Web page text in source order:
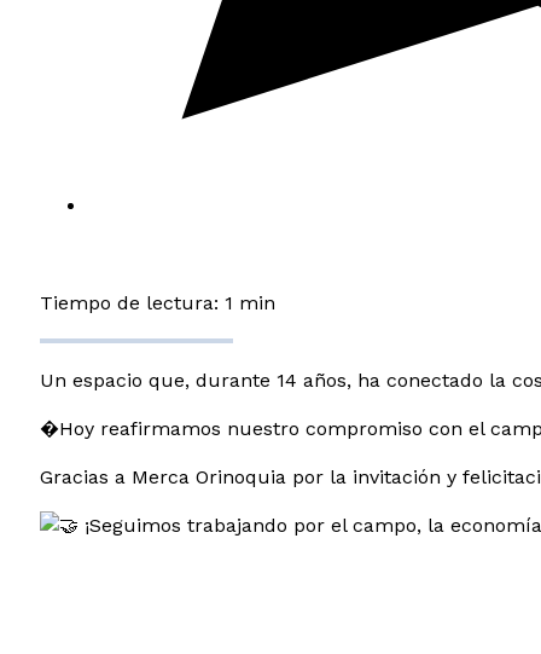
Tiempo de lectura: 1 min
Un espacio que, durante 14 años, ha conectado la
�Hoy reafirmamos nuestro compromiso con el
Gracias a Merca Orinoquia por la invitación y
¡Seguimos trabajando por el campo, la